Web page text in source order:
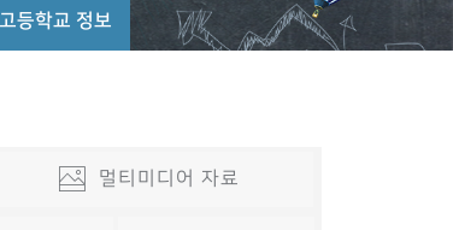
고등학교 정보
멀티미디어 자료